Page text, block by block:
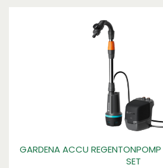
GARDENA ACCU
SET